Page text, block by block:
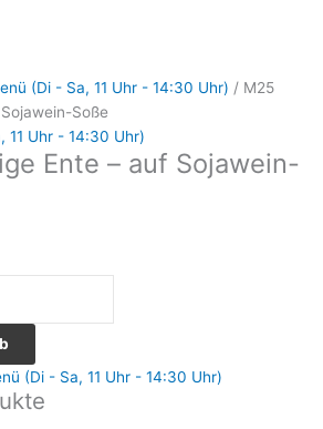
(Di - Sa, 11 Uhr - 14:30 Uhr) / M25
Soße
11 Uhr - 14:30 Uhr)
Ente – auf Sojawein-
(Di - Sa, 11 Uhr - 14:30 Uhr)